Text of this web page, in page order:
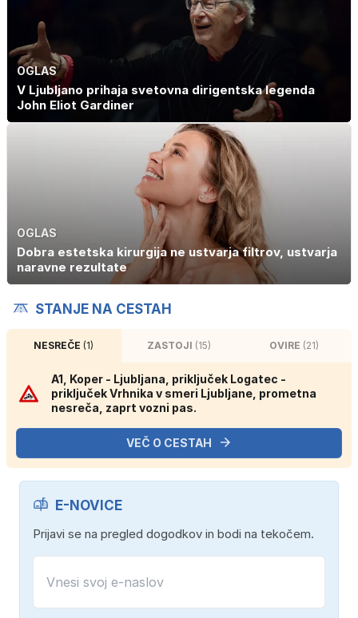
OGLAS
V Ljubljano prihaja svetovna dirigentska legenda
John Eliot Gardiner
OGLAS
Dobra estetska kirurgija ne ustvarja filtrov, ustvarja
naravne rezultate
STANJE NA CESTAH
NESREČE(1) ZASTOJI (15) OVIRE (21)
A1, Koper - Ljubljana, priključek Logatec -
priključek Vrhnika v smeri Ljubljane, prometna
nesreča, zaprt vozni pas.
VEČ O CESTAH
E-NOVICE
Prijavi se na pregled dogodkov in bodi na tekočem.